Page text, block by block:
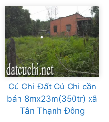
Củ Chi-Đất Củ Chi cần
bán 8mx23m(350tr) xã
Tân Thạnh Đông